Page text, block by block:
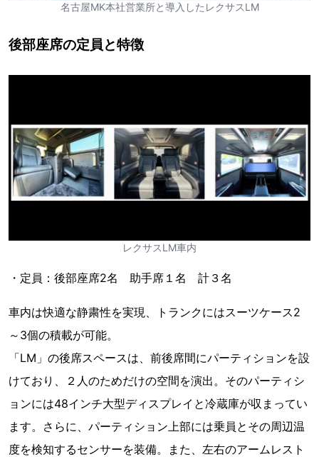
名古屋MK本社営業所と導入したレクサスLM
後部座席の定員と特徴
レクサスLM車内
・定員：後部座席2名 助手席１名 計３名
車内は快適な静粛性を実現、トランクにはスーツケース2
～3個の積載が可能。
「LM」の後席スペースは、前後席間にパーティションを設
けており、２人のためだけの空間を演出。そのパーティシ
ョンには48インチ大型ディスプレイと冷蔵庫が収まってい
ます。さらに、パーティション上部には乗員とその周辺温
度を検知するセンサーを装備。また、左右のアームレスト